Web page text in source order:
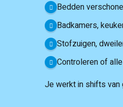
Bedden
Badkamers,
Stofzuigen,
Controleren of
Je werkt in shifts van